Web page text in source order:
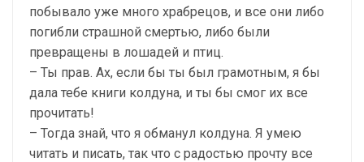
побывало уже много храбрецов, и все они либо
погибли страшной смертью, либо были
превращены в лошадей и птиц.
– Ты прав. Ах, если бы ты был грамотным, я бы
дала тебе книги колдуна, и ты бы смог их все
прочитать!
– Тогда знай, что я обманул колдуна. Я умею
читать и писать, так что с радостью прочту все